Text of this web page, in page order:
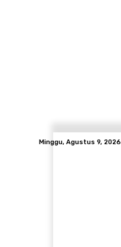
Minggu, Agustus 9, 2026